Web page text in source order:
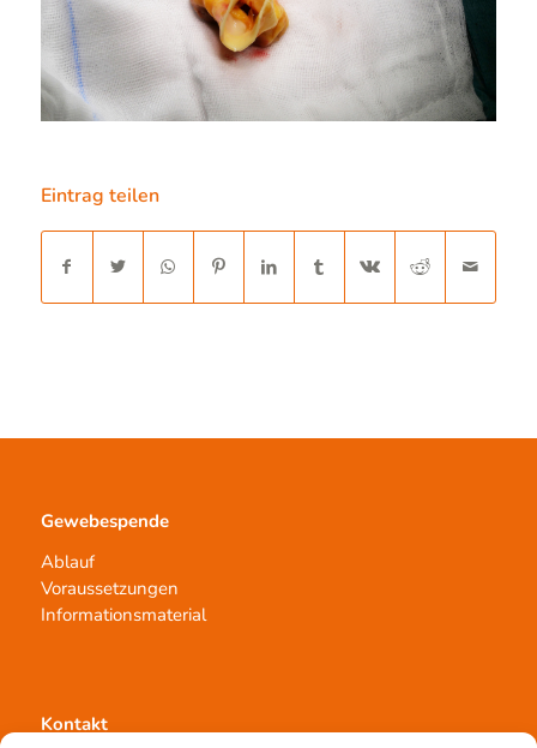
Eintrag teilen
Gewebespende
Ablauf
Voraussetzungen
Informationsmaterial
Kontakt